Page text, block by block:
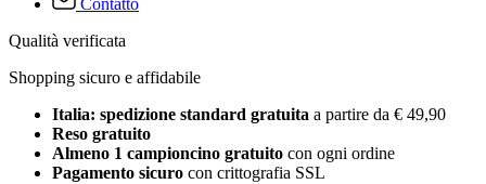
Contatto
Qualità verificata
Shopping sicuro e affidabile
Italia: spedizione standard gratuita a partire da € 49,90
Reso gratuito
Almeno 1 campioncino gratuito con ogni ordine
Pagamento sicuro con crittografia SSL